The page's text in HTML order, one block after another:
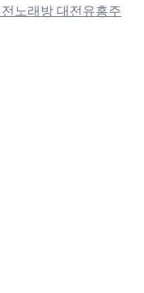
노래방 대전유흥주